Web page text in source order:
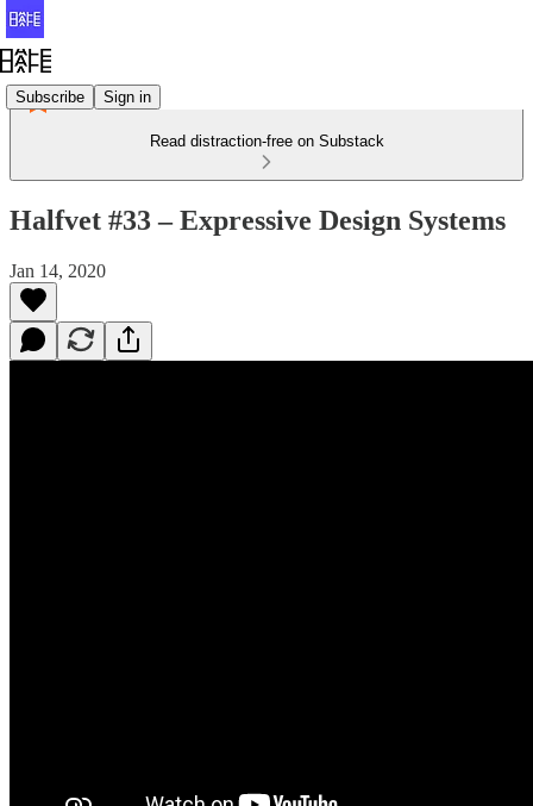
Subscribe Sign in
Read distraction-free on Substack
Halfvet #33 – Expressive Design Systems
Jan 14, 2020